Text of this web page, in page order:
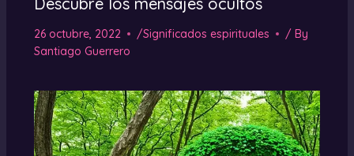
26 octubre, 2022 /Significados espirituales
/ By
Santiago Guerrero